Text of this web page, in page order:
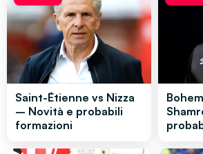
Saint-Étienne vs Nizza
– Novità e probabili
formazioni